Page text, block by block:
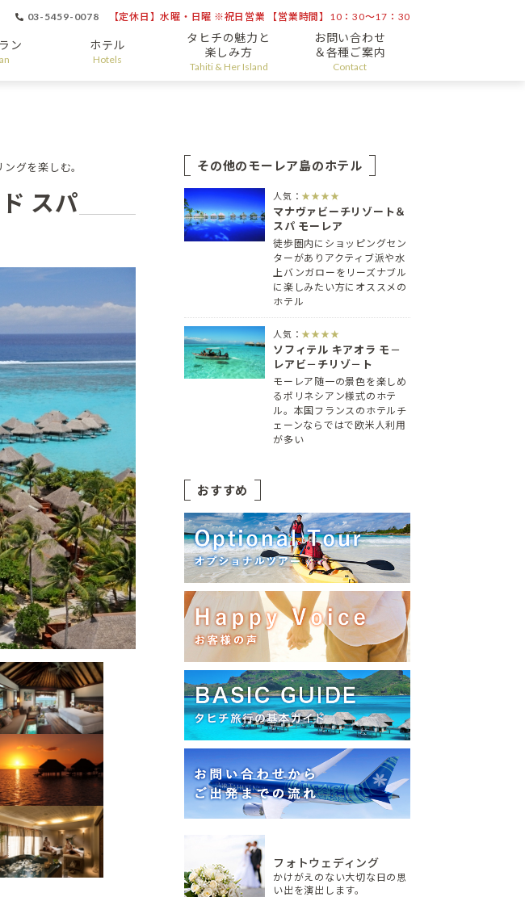
03-5459-0078 【定休日】水曜・日曜 ※祝日営業 【営業時間】10：30～17：30
ン ホテル
Hotels
タヒチの魅力と
楽しみ方
Tahiti & Her Island
お問い合わせ
＆各種ご案内
Contact
グを楽しむ。
スパ
その他のモーレア島のホテル
人気： ★★★★
マナヴァビーチリゾート＆
スパ モーレア
徒歩圏内にショッピングセン
ターがありアクティブ派や水
上バンガローをリーズナブル
に楽しみたい方にオススメの
ホテル
人気： ★★★★
ソフィテル キアオラ モ－
レアビ－チリゾ－ト
モーレア随一の景色を楽しめ
るポリネシアン様式のホテ
ル。本国フランスのホテルチ
ェーンならではで欧米人利用
が多い
おすすめ
フォトウェディング
かけがえのない大切な日の思
い出を演出します。